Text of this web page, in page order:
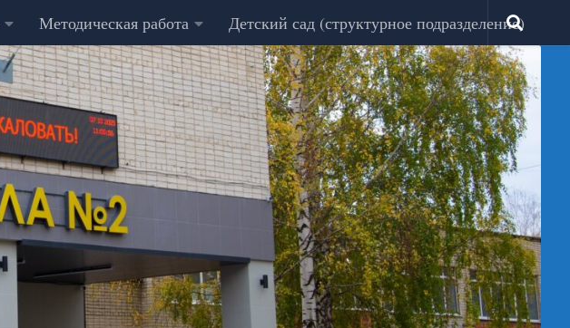
Методическая работа Детский сад (структурное подразделение)